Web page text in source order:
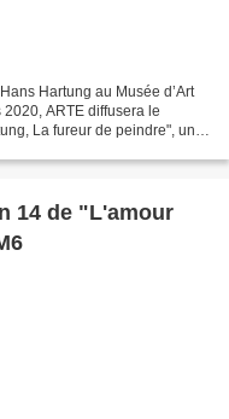
Hartung au Musée d’Art
ARTE diffusera le
La fureur de peindre", un
14 de "L'amour